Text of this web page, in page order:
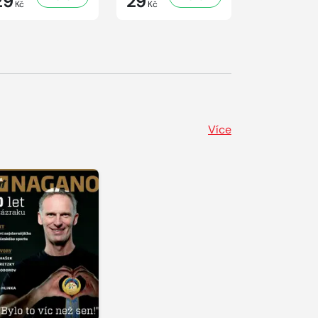
Kč Kč
Více